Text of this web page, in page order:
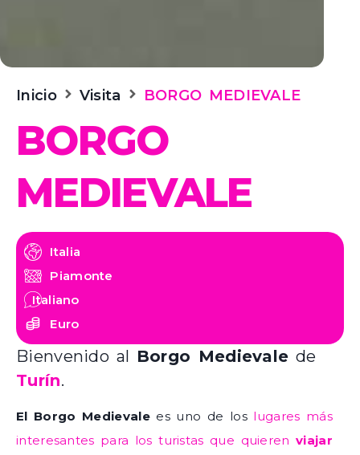
Inicio Visita BORGO MEDIEVALE
BORGO
MEDIEVALE
Italia
Piamonte
Italiano
Euro
Bienvenido al Borgo Medievale de
Turín.
El Borgo Medievalees uno de los lugares más
interesantes para los turistas que quierenviajar